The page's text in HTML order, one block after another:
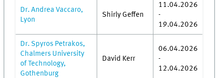
Dr. Andrea Vaccaro,
Lyon
Shirly Geffen
11.04.2026
-
19.04.2026
Dr. Spyros Petrakos,
Chalmers University
of Technology,
Gothenburg
David Kerr
06.04.2026
-
12.04.2026